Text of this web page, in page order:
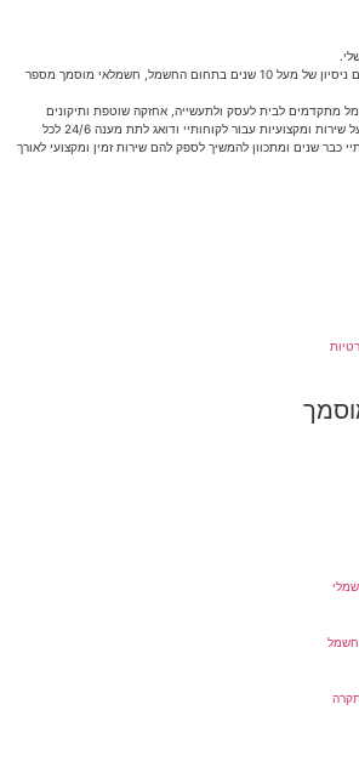
אני עמית מתן חשמלאי מוסמך, עם ניסיון של מעל 10 שנים בתחום החשמל, חשמלאי מוסמך מספר
מתקדמים לבית לעסק ולתעשייה, אחזקה שוטפת ותיקונים
בתחומי החשמל, אני לא מתפשר על שירות ומקצועיות עבור לקוחותיי ודואג לתת מענה 24/6 לכל
כבר שנים ומתכוון להמשיך לספק להם שירות זמין ומקצועי לאורך
חשמל